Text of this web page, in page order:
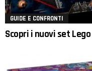
GUIDE E CONFRONTI
Scopri i nuovi set